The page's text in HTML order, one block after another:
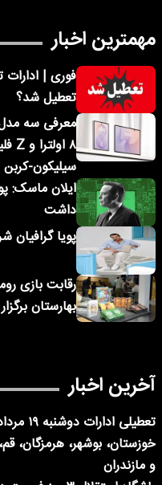
مهمترین اخبار
تعطیل شد؟
سیلیکون-کربن
داشت
پویا گرافیان
رقابت بازی
بهارستان
آخرین اخبار
خوزستان، بوشهر، هرمزگان،
و مازندران